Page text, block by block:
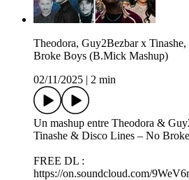
Theodora, Guy2Bezbar x
Broke Boys (B.Mick Mashup)
02/11/2025 | 2 min
Un mashup entre Theodora &
Tinashe & Disco Lines – No
FREE DL :
https://on.soundcloud.com/